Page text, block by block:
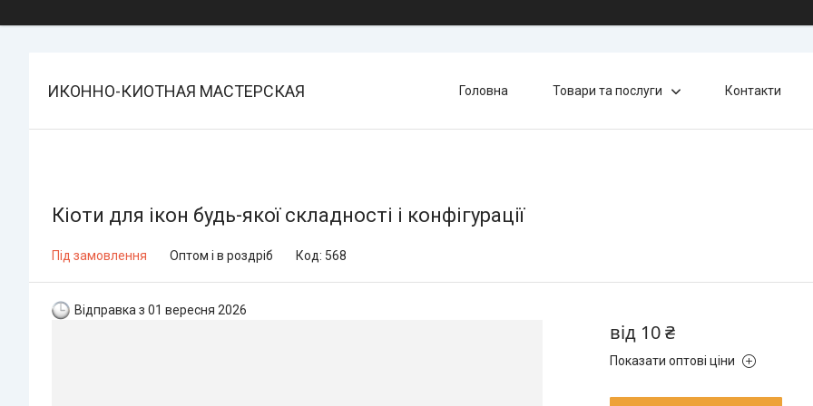
ИКОННО-КИОТНАЯ МАСТЕРСКАЯ Головна Товари та послуги Контакти
Кіоти для ікон будь-якої складності і конфігурації
Під замовлення Оптом і в роздріб Код: 568
Відправка з 01 вересня 2026
від 10 ₴
Показати оптові ціни